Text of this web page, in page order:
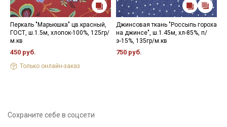
Перкаль "Марьюшка" цв.красный,
ГОСТ, ш.1.5м, хлопок-100%, 125гр/
м.кв
450 руб.
Только онлайн-заказ
Джинсовая ткань "Россыпь гороха
на джинсе", ш.1.45м, хл-85%, п/
э-15%, 135гр/м.кв
750 руб.
Сохраните себе в соцсети